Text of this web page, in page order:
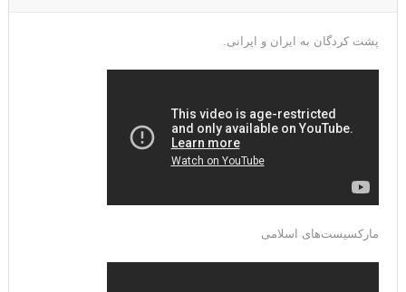
پشت کردگان به ایران و ایرانی.
مارکسیست‌های اسلامی